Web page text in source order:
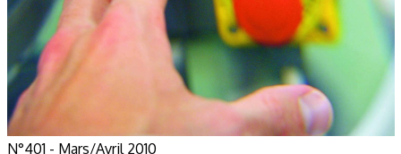
N°401 - Mars/Avril 2010